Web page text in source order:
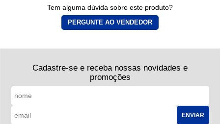
Tem alguma dúvida sobre este produto?
PERGUNTE AO VENDEDOR
Cadastre-se e receba nossas novidades e
promoções
ENVIAR